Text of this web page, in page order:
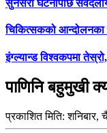
सुनसरी घटनापछि
चिकित्सकको आन्दोलनका
इंग्ल्यान्ड विश्वकपमा
पाणिनि बहुमुखी
प्रकाशित मिति:शनिबार,